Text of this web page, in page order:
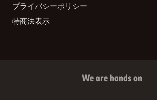
プライバシーポリシー
特商法表示
We are hands on